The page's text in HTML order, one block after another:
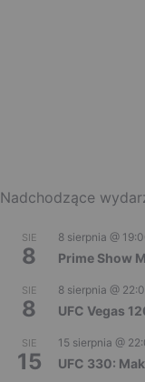
Nadchodzące
SIE
8
8 sierpnia @
Prime Show
SIE
8
8 sierpnia @
UFC Vegas
SIE
15
15 sierpnia @
UFC 330: